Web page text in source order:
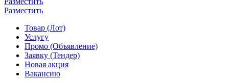
Разместить
Товар (Лот)
Услугу
Промо (Объявление)
Заявку (Тендер)
Новая акция
Вакансию